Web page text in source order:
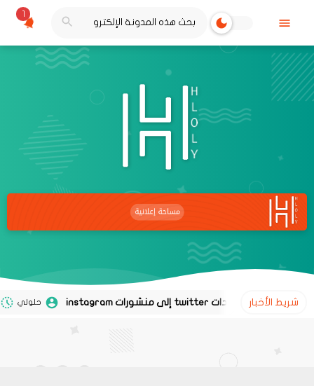
1
شريط الأخبار حلولي 02 نوفمبر 2020